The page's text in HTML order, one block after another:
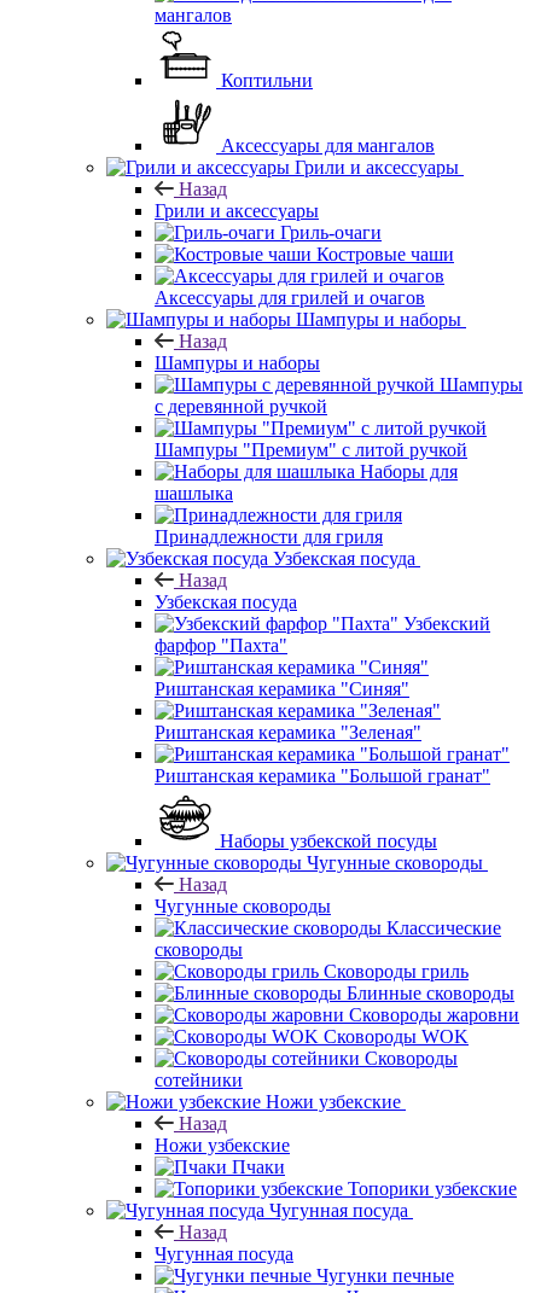
мангалов
Коптильни
Аксессуары для мангалов
Грили и аксессуары
Назад
Грили и аксессуары
Гриль-очаги
Костровые чаши
Аксессуары для грилей и очагов
Шампуры и наборы
Назад
Шампуры и наборы
Шампуры
с деревянной ручкой
Шампуры "Премиум" с литой ручкой
Наборы для
шашлыка
Принадлежности для гриля
Узбекская посуда
Назад
Узбекская посуда
Узбекский
фарфор "Пахта"
Риштанская керамика "Синяя"
Риштанская керамика "Зеленая"
Риштанская керамика "Большой гранат"
Наборы узбекской посуды
Чугунные сковороды
Назад
Чугунные сковороды
Классические
сковороды
Сковороды гриль
Блинные сковороды
Сковороды жаровни
Сковороды WOK
Сковороды
сотейники
Ножи узбекские
Назад
Ножи узбекские
Пчаки
Топорики узбекские
Чугунная посуда
Назад
Чугунная посуда
Чугунки печные